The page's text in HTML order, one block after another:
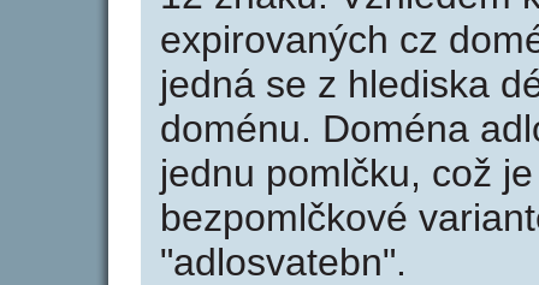
expirovaných cz
jedná se z hlediska
doménu. Doména
jednu pomlčku, což
bezpomlčkové
"adlosvatebn".